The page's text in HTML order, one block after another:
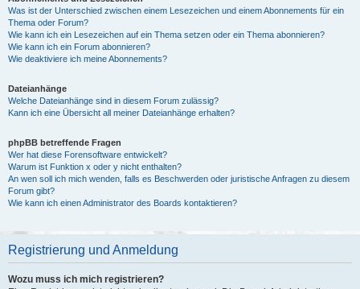
Was ist der Unterschied zwischen einem Lesezeichen und einem Abonnements für ein
Thema oder Forum?
Wie kann ich ein Lesezeichen auf ein Thema setzen oder ein Thema abonnieren?
Wie kann ich ein Forum abonnieren?
Wie deaktiviere ich meine Abonnements?
Dateianhänge
Welche Dateianhänge sind in diesem Forum zulässig?
Kann ich eine Übersicht all meiner Dateianhänge erhalten?
phpBB betreffende Fragen
Wer hat diese Forensoftware entwickelt?
Warum ist Funktion x oder y nicht enthalten?
An wen soll ich mich wenden, falls es Beschwerden oder juristische Anfragen zu diesem
Forum gibt?
Wie kann ich einen Administrator des Boards kontaktieren?
Registrierung und Anmeldung
Wozu muss ich mich registrieren?